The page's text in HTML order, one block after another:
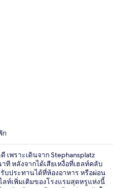
ก
เพราะเดินจาก Stephansplatz
ที หลังจากได้เสียเหงื่อที่เฮลท์คลับ
บประทานได้ที่ห้องอาหาร หรือผ่อน
ท์เพิ่มเติมของโรงแรมสุดหรูแห่งนี้